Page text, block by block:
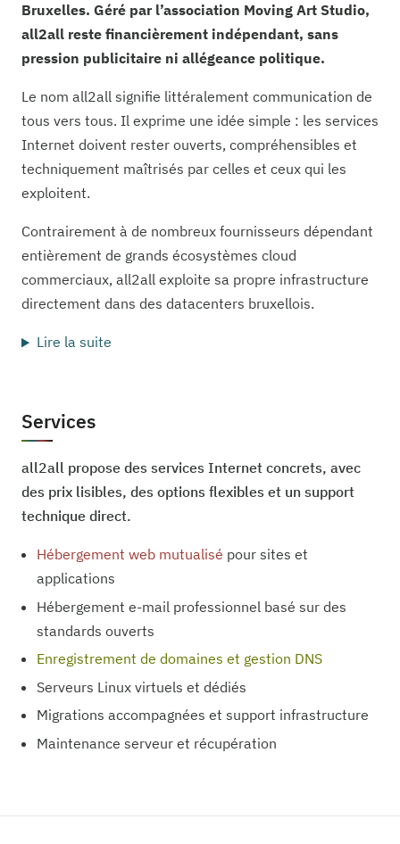
Bruxelles. Géré par l’association Moving Art Studio,
all2all reste financièrement indépendant, sans
pression publicitaire ni allégeance politique.
Le nom all2all signifie littéralement communication de
tous vers tous. Il exprime une idée simple : les services
Internet doivent rester ouverts, compréhensibles et
techniquement maîtrisés par celles et ceux qui les
exploitent.
Contrairement à de nombreux fournisseurs dépendant
entièrement de grands écosystèmes cloud
commerciaux, all2all exploite sa propre infrastructure
directement dans des datacenters bruxellois.
Lire la suite
Services
all2all propose des services Internet concrets, avec
des prix lisibles, des options flexibles et un support
technique direct.
Hébergement web mutualisé pour sites et
applications
Hébergement e-mail professionnel basé sur des
standards ouverts
Enregistrement de domaines et gestion DNS
Serveurs Linux virtuels et dédiés
Migrations accompagnées et support infrastructure
Maintenance serveur et récupération